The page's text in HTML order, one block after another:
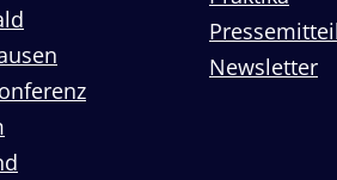
Newsletter